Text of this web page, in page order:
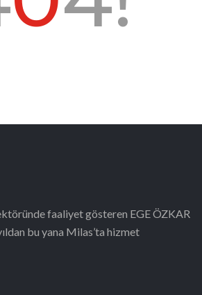
faaliyet gösteren EGE ÖZKAR
bu yana Milas’ta hizmet